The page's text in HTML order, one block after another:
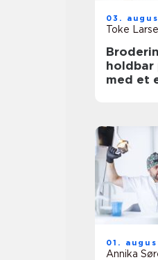
03.
Toke
holdbar
med et
01.
Annika